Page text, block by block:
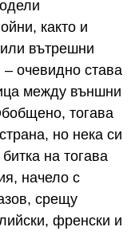
както и
вътрешни
очевидно става
между външни
тогава
но нека си
на тогава
начело с
срещу
френски и